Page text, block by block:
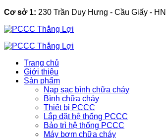
Cơ sở 1: 230 Trần Duy Hưng - Cầu Giấy -
Trang chủ
Giới thiệu
Sản phẩm
Nạp sạc bình chữa cháy
Bình chữa cháy
Thiết bị PCCC
Lắp đặt hệ thống PCCC
Bảo trì hệ thống PCCC
Máy bơm chữa cháy